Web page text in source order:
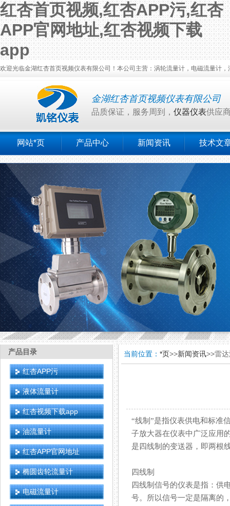
红杏首页视频,红杏APP污,红杏
APP官网地址,红杏视频下载
app
欢迎光临金湖红杏首页视频仪表有限公司！本公司主营：涡轮流量计，电磁流量计
金湖红杏首页视频仪表有限公司
品质保证，服务周到， 仪器仪表供应
网站*页 产品中心 新闻资讯 技术文
产品目录
红杏APP污
液体流量计
红杏视频下载app
油流量计
红杏APP官网地址
椭圆齿轮流量计
电磁流量计
当前位置： *页>>新闻资讯>>雷
“线制”是指仪表供电和标准信
子放大器在仪表中广泛应用的结
是四线制的变送器，即两根
四线制
四线制信号的仪表是指
号。所以信号一定是隔离